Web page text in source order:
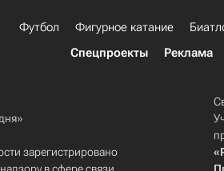
Футбол Фигурное катание
Спецпроекты
Реклама
зарегистрировано